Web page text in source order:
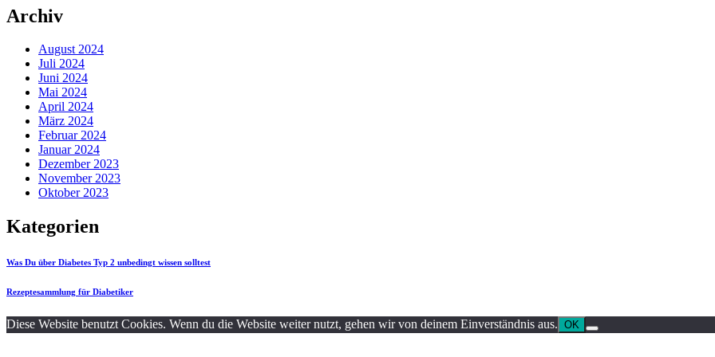
Archiv
August 2024
Juli 2024
Juni 2024
Mai 2024
April 2024
März 2024
Februar 2024
Januar 2024
Dezember 2023
November 2023
Oktober 2023
Kategorien
Was Du über Diabetes Typ 2 unbedingt wissen solltest
Rezeptesammlung für Diabetiker
Diese Website benutzt Cookies. Wenn du die Website weiter nutzt, gehen wir von deinem Einverständnis aus. OK